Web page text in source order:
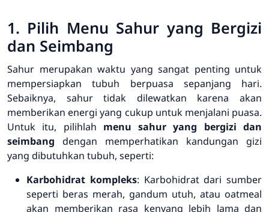
1. Pilih Menu Sahur yang Bergizi
dan Seimbang
Sahur merupakan waktu yang sangat penting untuk
mempersiapkan tubuh berpuasa sepanjang hari.
Sebaiknya, sahur tidak dilewatkan karena akan
memberikan energi yang cukup untuk menjalani puasa.
Untuk itu, pilihlah menu sahur yang bergizi dan
seimbang dengan memperhatikan kandungan gizi
yang dibutuhkan tubuh, seperti:
Karbohidrat kompleks: Karbohidrat dari sumber
seperti beras merah, gandum utuh, atau oatmeal
akan memberikan rasa kenyang lebih lama dan